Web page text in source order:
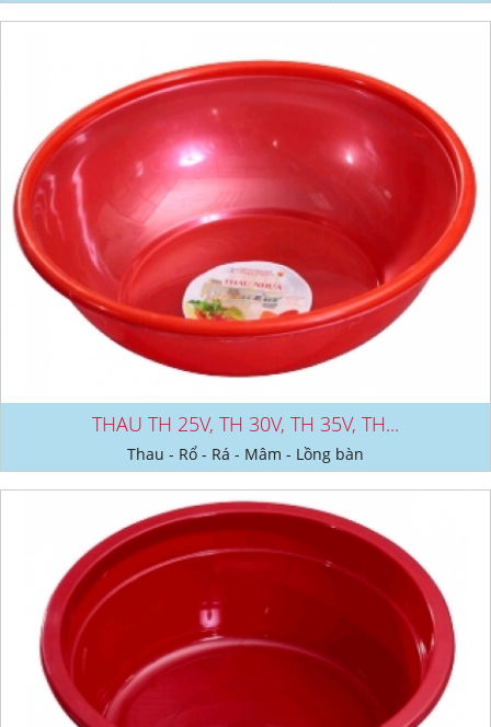
THAU TH 25V, TH 30V, TH 35V, TH...
Thau - Rổ - Rá - Mâm - Lồng bàn